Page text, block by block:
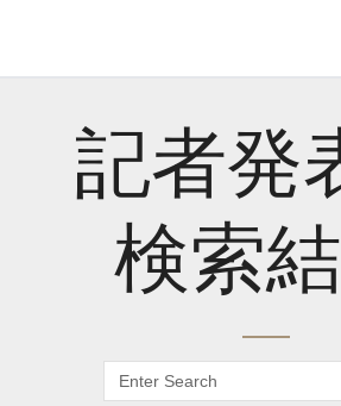
記者発
検索